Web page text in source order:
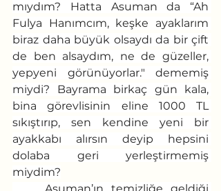
mıydım? Hatta Asuman da “Ah
Fulya Hanımcım, keşke ayaklarım
biraz daha büyük olsaydı da bir çift
de ben alsaydım, ne de güzeller,
yepyeni görünüyorlar." dememiş
miydi? Bayrama birkaç gün kala,
bina görevlisinin eline 1000 TL
sıkıştırıp, sen kendine yeni bir
ayakkabı alırsın deyip hepsini
dolaba geri yerleştirmemiş
miydim?